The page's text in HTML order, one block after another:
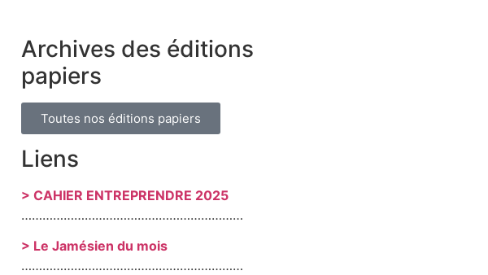
Archives des éditions
papiers
Toutes nos éditions papiers
Liens
> CAHIER ENTREPRENDRE 2025
………………………………………………………
> Le Jamésien du mois
………………………………………………………